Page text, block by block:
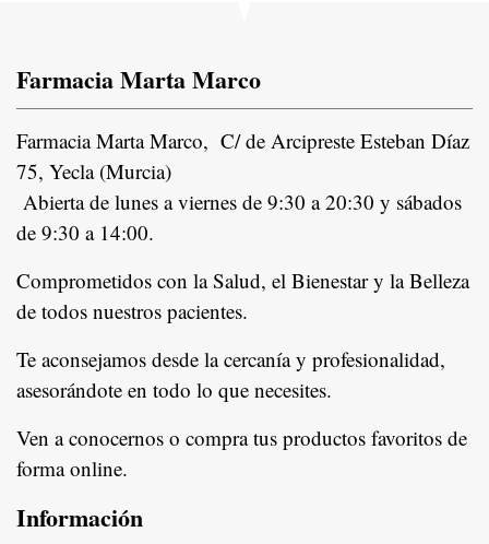
Farmacia Marta Marco
Farmacia Marta Marco, C/ de Arcipreste Esteban Díaz
75, Yecla (Murcia)
Abierta de lunes a viernes de 9:30 a 20:30 y sábados
de 9:30 a 14:00.
Comprometidos con la Salud, el Bienestar y la Belleza
de todos nuestros pacientes.
Te aconsejamos desde la cercanía y profesionalidad,
asesorándote en todo lo que necesites.
Ven a conocernos o compra tus productos favoritos de
forma online.
Información